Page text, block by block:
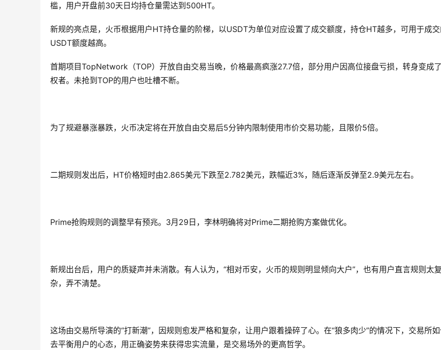
槛，用户开盘前30天日均持仓量需达到500HT。
新规的亮点是，火币根据用户HT持仓量的阶梯，以USDT为单位对应设置了成交额度，持仓HT越多，可用于成
USDT额度越高。
首期项目TopNetwork（TOP）开放自由交易当晚，价格最高疯涨27.7倍，部分用户因高位接盘亏损，转身变成
权者。未抢到TOP的用户也吐槽不断。
为了规避暴涨暴跌，火币决定将在开放自由交易后5分钟内限制使用市价交易功能，且限价5倍。
二期规则发出后，HT价格短时由2.865美元下跌至2.782美元，跌幅近3%，随后逐渐反弹至2.9美元左右。
Prime抢购规则的调整早有预兆。3月29日，李林明确将对Prime二期抢购方案做优化。
新规出台后，用户的质疑声并未消散。有人认为，“相对币安，火币的规则明显倾向大户”，也有用户直言规则太复
杂，弄不清楚。
这场由交易所导演的“打新潮”，因规则愈发严格和复杂，让用户跟着操碎了心。在“狼多肉少”的情况下，交易所
去平衡用户的心态，用正确姿势来获得忠实流量，是交易场外的更高哲学。